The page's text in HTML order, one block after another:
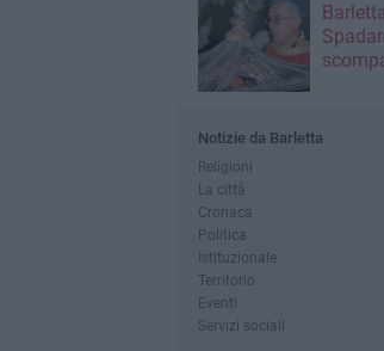
Notizie da Barletta
Religioni
La città
Cronaca
Politica
Istituzionale
Territorio
Eventi
Servizi sociali